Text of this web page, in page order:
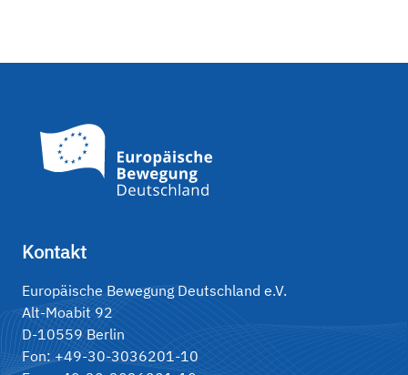
Kontakt
Europäische Bewegung Deutschland e.V.
Alt-Moabit 92
D-10559 Berlin
Fon: +49-30-3036201-10